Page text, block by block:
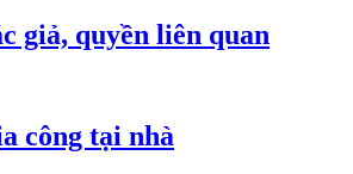
giả, quyền liên quan
công tại nhà